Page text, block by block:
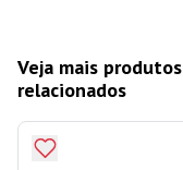
Veja mais produtos
relacionados